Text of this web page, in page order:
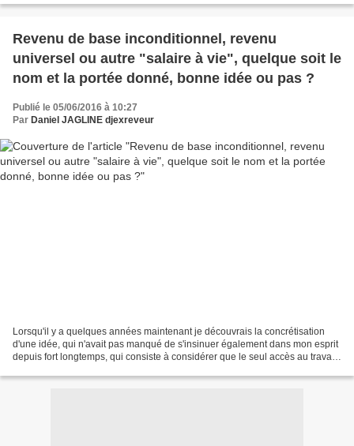
Revenu de base inconditionnel, revenu
universel ou autre "salaire à vie", quelque soit le
nom et la portée donné, bonne idée ou pas ?
Publié le 05/06/2016 à 10:27
Par Daniel JAGLINE djexreveur
Lorsqu'il y a quelques années maintenant je découvrais la concrétisation
d'une idée, qui n'avait pas manqué de s'insinuer également dans mon esprit
depuis fort longtemps, qui consiste à considérer que le seul accès au travail